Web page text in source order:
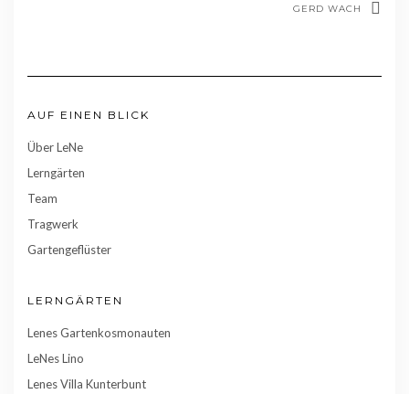
GERD WACH
AUF EINEN BLICK
Über LeNe
Lerngärten
Team
Tragwerk
Gartengeflüster
LERNGÄRTEN
Lenes Gartenkosmonauten
LeNes Lino
Lenes Villa Kunterbunt